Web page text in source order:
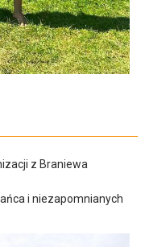
z Braniewa
i niezapomnianych